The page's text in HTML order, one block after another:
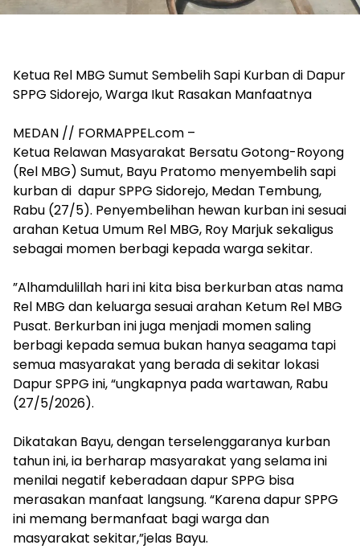
Ketua Rel MBG Sumut Sembelih Sapi Kurban di Dapur
SPPG Sidorejo, Warga Ikut Rasakan Manfaatnya
‎MEDAN // FORMAPPEL.com –
Ketua Relawan Masyarakat Bersatu Gotong-Royong
(Rel MBG) Sumut, Bayu Pratomo menyembelih sapi
kurban di dapur SPPG Sidorejo, Medan Tembung,
Rabu (27/5). Penyembelihan hewan kurban ini sesuai
arahan Ketua Umum Rel MBG, Roy Marjuk sekaligus
sebagai momen berbagi kepada warga sekitar.
‎”Alhamdulillah hari ini kita bisa berkurban atas nama
Rel MBG dan keluarga sesuai arahan Ketum Rel MBG
Pusat. Berkurban ini juga menjadi momen saling
berbagi kepada semua bukan hanya seagama tapi
semua masyarakat yang berada di sekitar lokasi
Dapur SPPG ini, “ungkapnya pada wartawan, Rabu
(27/5/2026).
‎Dikatakan Bayu, dengan terselenggaranya kurban
tahun ini, ia berharap masyarakat yang selama ini
menilai negatif keberadaan dapur SPPG bisa
merasakan manfaat langsung. “Karena dapur SPPG
ini memang bermanfaat bagi warga dan
masyarakat sekitar,”jelas Bayu.